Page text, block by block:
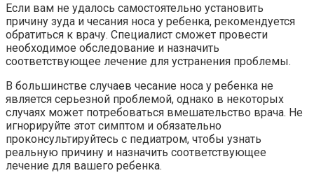
Если вам не удалось самостоятельно установить
причину зуда и чесания носа у ребенка, рекомендуется
обратиться к врачу. Специалист сможет провести
необходимое обследование и назначить
соответствующее лечение для устранения проблемы.
В большинстве случаев чесание носа у ребенка не
является серьезной проблемой, однако в некоторых
случаях может потребоваться вмешательство врача. Не
игнорируйте этот симптом и обязательно
проконсультируйтесь с педиатром, чтобы узнать
реальную причину и назначить соответствующее
лечение для вашего ребенка.